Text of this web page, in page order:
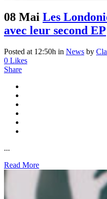
08 Mai Les
avec leur second EP
Posted at 12:50h in News by
0 Likes
Share
...
Read More